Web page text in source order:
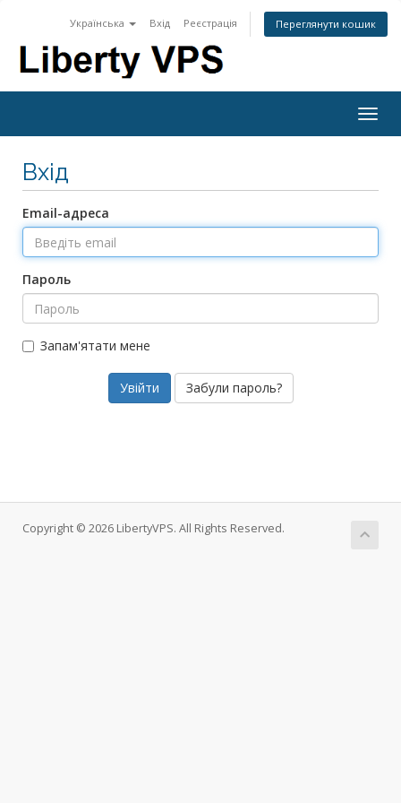
Українська Вхід Реєстрація Переглянути кошик
Вхід
Email-адреса
Пароль
Запам'ятати мене
Забули пароль?
Copyright © 2026 LibertyVPS. All Rights Reserved.